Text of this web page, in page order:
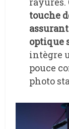
touche
optique
intègre
pouce
photo